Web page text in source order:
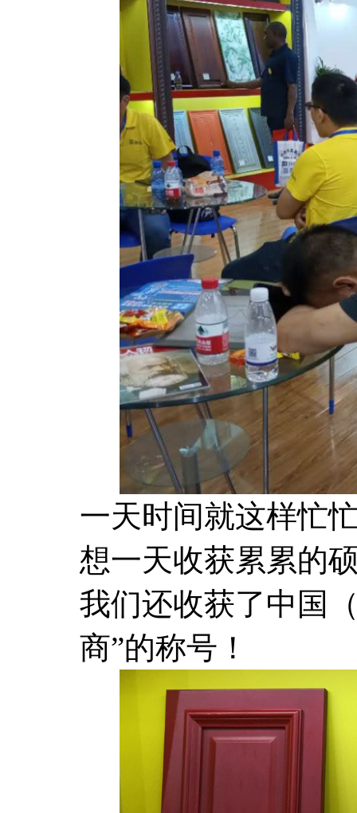
一天时间就这样忙
想一天收获累累的
我们还收获了中国
商”的称号！